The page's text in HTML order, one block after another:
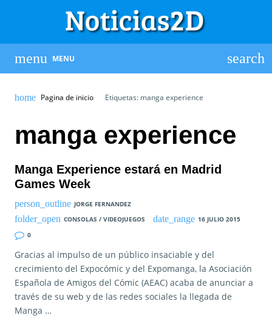
MENU
Pagina de inicio Etiquetas: manga experience
manga experience
Manga Experience estará en Madrid
Games Week
JORGE FERNANDEZ
CONSOLAS / VIDEOJUEGOS
16 JULIO 2015
0
Gracias al impulso de un público insaciable y del
crecimiento del Expocómic y del Expomanga, la Asociación
Española de Amigos del Cómic (AEAC) acaba de anunciar a
través de su web y de las redes sociales la llegada de
Manga …